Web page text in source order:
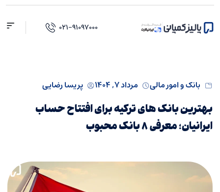
۰۲۱-۹۱۰۹۷۰۰۰
بانک و امور مالی مرداد ۷, ۱۴۰۴ پریسا رضایی
بهترین بانک‌ های ترکیه برای افتتاح حساب
ایرانیان؛ معرفی ۸ بانک محبوب